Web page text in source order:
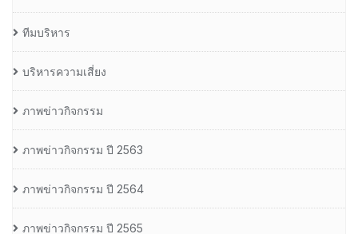
ทีมบริหาร
บริหารความเสี่ยง
ภาพข่าวกิจกรรม
ภาพข่าวกิจกรรม ปี 2563
ภาพข่าวกิจกรรม ปี 2564
ภาพข่าวกิจกรรม ปี 2565